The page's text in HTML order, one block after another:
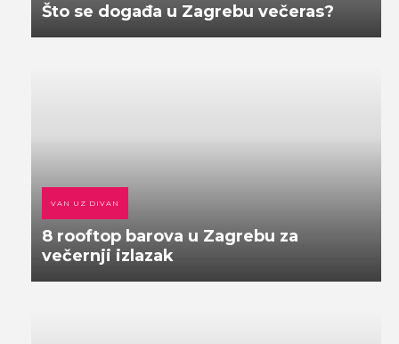
Što se događa u Zagrebu večeras?
VAN UZ DIVAN
8 rooftop barova u Zagrebu za
večernji izlazak